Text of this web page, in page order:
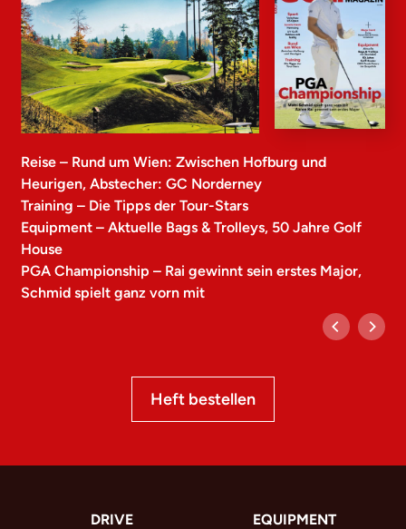
Reise – Rund um Wien: Zwischen Hofburg und
Heurigen, Abstecher: GC Norderney
Training – Die Tipps der Tour-Stars
Equipment – Aktuelle Bags & Trolleys, 50 Jahre Golf
House
PGA Championship – Rai gewinnt sein erstes Major,
Schmid spielt ganz vorn mit
Heft bestellen
DRIVE EQUIPMENT